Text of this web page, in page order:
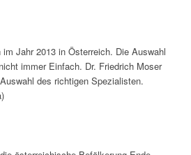
Jahr 2013 in Österreich. Die Auswahl
immer Einfach. Dr. Friedrich Moser
des richtigen Spezialisten.